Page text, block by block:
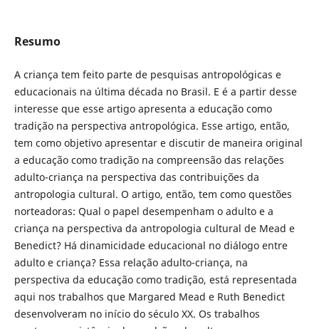
Resumo
A criança tem feito parte de pesquisas antropológicas e
educacionais na última década no Brasil. E é a partir desse
interesse que esse artigo apresenta a educação como
tradição na perspectiva antropológica. Esse artigo, então,
tem como objetivo apresentar e discutir de maneira original
a educação como tradição na compreensão das relações
adulto-criança na perspectiva das contribuições da
antropologia cultural. O artigo, então, tem como questões
norteadoras: Qual o papel desempenham o adulto e a
criança na perspectiva da antropologia cultural de Mead e
Benedict? Há dinamicidade educacional no diálogo entre
adulto e criança? Essa relação adulto-criança, na
perspectiva da educação como tradição, está representada
aqui nos trabalhos que Margared Mead e Ruth Benedict
desenvolveram no início do século XX. Os trabalhos